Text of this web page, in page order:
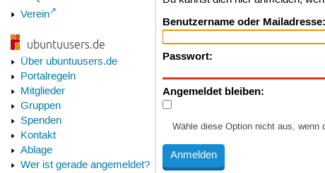
Verein
ubuntuusers.de
Über ubuntuusers.de
Portalregeln
Mitglieder
Gruppen
Spenden
Kontakt
Ablage
Wer ist gerade angemeldet?
Benutzername oder Mailadresse:
Passwort:
Angemeldet bleiben:
Wähle diese Option nicht aus, wenn